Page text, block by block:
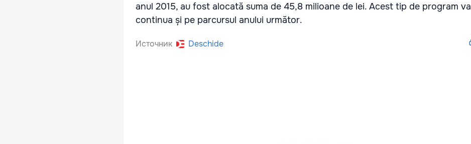
anul 2015, au fost alocată suma de 45,8 milioane de lei. Acest tip de program va
continua și pe parcursul anului următor.
Источник Deschide